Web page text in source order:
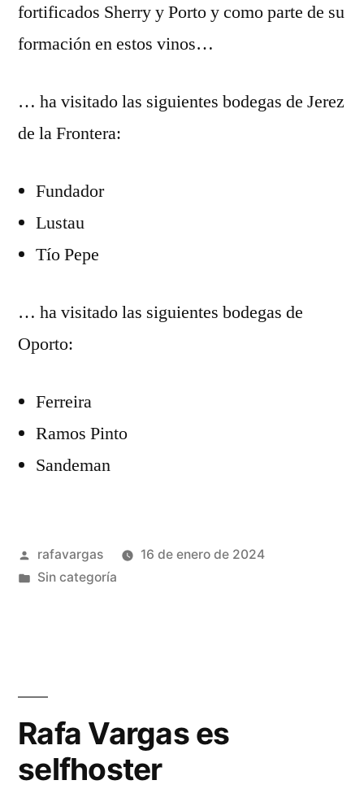
fortificados Sherry y Porto y como parte de su
formación en estos vinos…
… ha visitado las siguientes bodegas de Jerez
de la Frontera:
Fundador
Lustau
Tío Pepe
… ha visitado las siguientes bodegas de
Oporto:
Ferreira
Ramos Pinto
Sandeman
Publicado
por
rafavargas
16 de enero de 2024
Publicado
Sin categoría
Rafa Vargas es
selfhoster